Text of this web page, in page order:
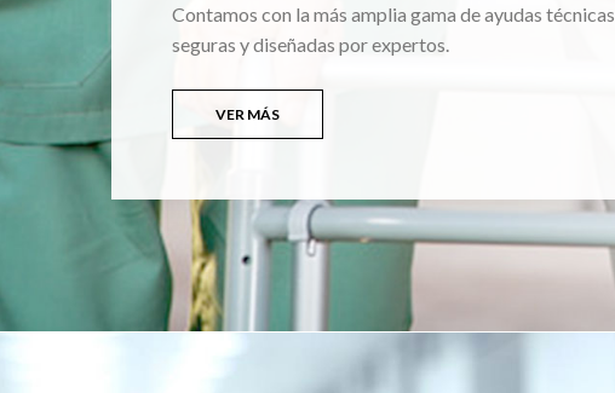
Contamos con la más amplia gama de ayudas técnicas
seguras y diseñadas por expertos.
VER MÁS